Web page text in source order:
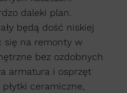
daleki plan.
będą dość niskiej
się na remonty w
bez ozdobnych
armatura i osprzęt
ceramiczne,